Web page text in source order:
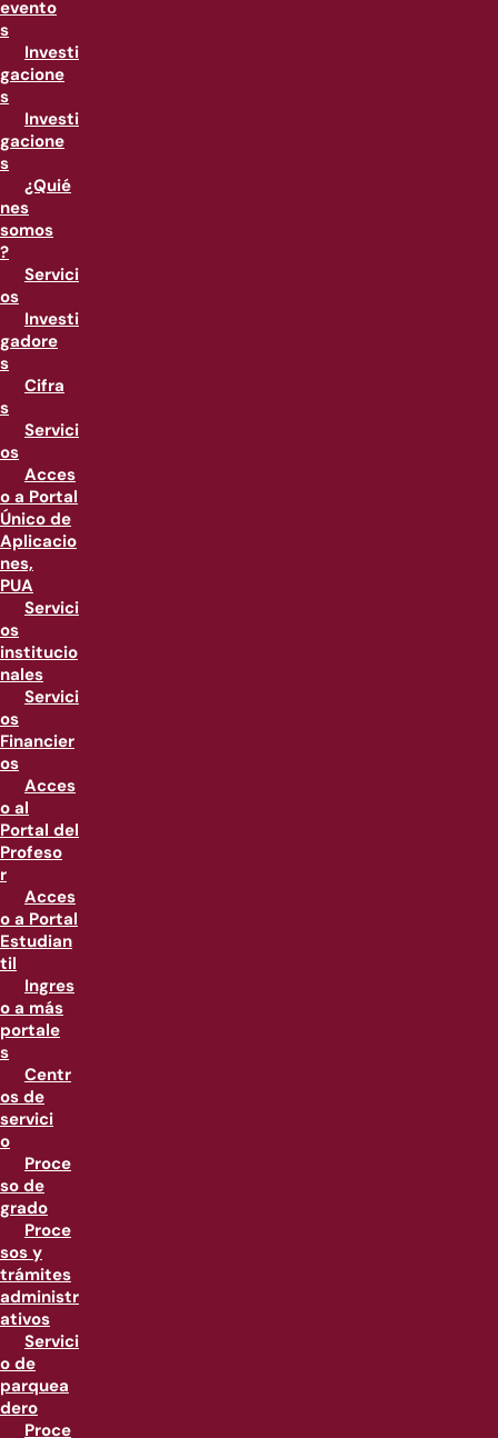
evento
s
Investi
gacione
s
Investi
gacione
s
¿Quié
nes
somos
?
Servici
os
Investi
gadore
s
Cifra
s
Servici
os
Acces
o a Portal
Único de
Aplicacio
nes,
PUA
Servici
os
institucio
nales
Servici
os
Financier
os
Acces
o al
Portal del
Profeso
r
Acces
o a Portal
Estudian
til
Ingres
o a más
portale
s
Centr
os de
servici
o
Proce
so de
grado
Proce
sos y
trámites
administr
ativos
Servici
o de
parquea
dero
Proce